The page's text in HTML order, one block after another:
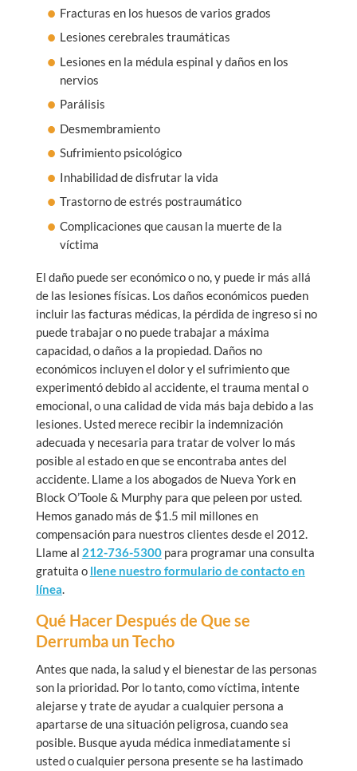
Fracturas en los huesos de varios grados
Lesiones cerebrales traumáticas
Lesiones en la médula espinal y daños en los
nervios
Parálisis
Desmembramiento
Sufrimiento psicológico
Inhabilidad de disfrutar la vida
Trastorno de estrés postraumático
Complicaciones que causan la muerte de la
víctima
El daño puede ser económico o no, y puede ir más allá
de las lesiones físicas. Los daños económicos pueden
incluir las facturas médicas, la pérdida de ingreso si no
puede trabajar o no puede trabajar a máxima
capacidad, o daños a la propiedad. Daños no
económicos incluyen el dolor y el sufrimiento que
experimentó debido al accidente, el trauma mental o
emocional, o una calidad de vida más baja debido a las
lesiones. Usted merece recibir la indemnización
adecuada y necesaria para tratar de volver lo más
posible al estado en que se encontraba antes del
accidente. Llame a los abogados de Nueva York en
Block O’Toole & Murphy para que peleen por usted.
Hemos ganado más de $1.5 mil millones en
compensación para nuestros clientes desde el 2012.
Llame al 212-736-5300para programar una consulta
gratuita o llene nuestro formulario de contacto en
línea.
Qué Hacer Después de Que se
Derrumba un Techo
Antes que nada, la salud y el bienestar de las personas
son la prioridad. Por lo tanto, como víctima, intente
alejarse y trate de ayudar a cualquier persona a
apartarse de una situación peligrosa, cuando sea
posible. Busque ayuda médica inmediatamente si
usted o cualquier persona presente se ha lastimado